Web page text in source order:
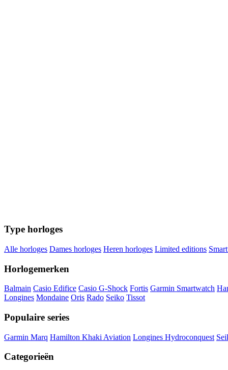
Type horloges
Alle horloges Dames horloges Heren horloges Limited editions
Horlogemerken
Balmain Casio Edifice Casio G-Shock Fortis Garmin Smartwatch
Longines Mondaine Oris Rado Seiko Tissot
Populaire series
Garmin Marq Hamilton Khaki Aviation Longines Hydroconquest
Categorieën